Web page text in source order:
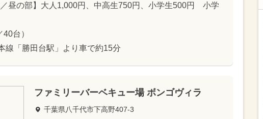
／昼の部】大人1,000円、中高生750円、小学生500円 小学
台）
線「勝田台駅」より車で約15分
ファミリーバーベキュー場 ボンゴヴィラ
千葉県八千代市下高野407-3